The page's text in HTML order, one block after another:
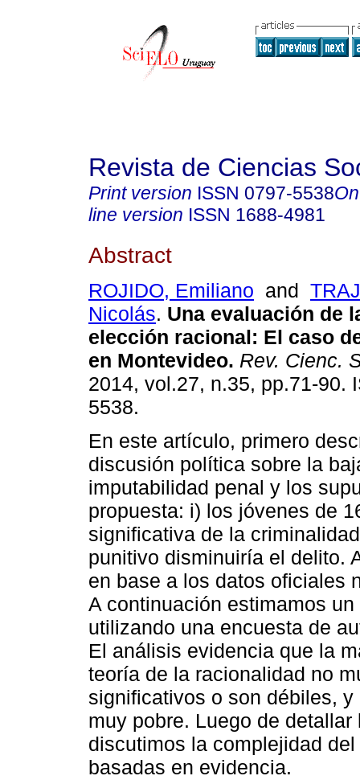
Revista de Ciencias
Print version ISSN 0797-5538
line version ISSN 1688-4981
Abstract
ROJIDO, Emiliano and
Nicolás. Una evaluación de
elección racional: El caso
en Montevideo. Rev. Cienc.
2014, vol.27, n.35, pp.71-90.
5538.
En este artículo, primero
discusión política sobre la
imputabilidad penal y los
propuesta: i) los jóvenes de
significativa de la
punitivo disminuiría el delito.
en base a los datos oficiales
A continuación estimamos
utilizando una encuesta de
El análisis evidencia que la
teoría de la racionalidad no
significativos o son débiles,
muy pobre. Luego de
discutimos la complejidad
basadas en evidencia.